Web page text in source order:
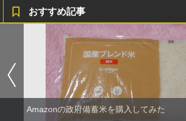
おすすめ記事
Amazonの政府備蓄米を購入してみた